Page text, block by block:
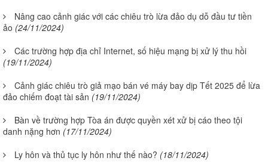
Nâng cao cảnh giác với các chiêu trò lừa đảo dụ dỗ đầu tư tiền
ảo (24/11/2024)
Các trường hợp địa chỉ Internet, số hiệu mạng bị xử lý thu hồi
(19/11/2024)
Cảnh giác chiêu trò giả mạo bán vé máy bay dịp Tết 2025 để lừa
đảo chiếm đoạt tài sản (19/11/2024)
Bàn về trường hợp Tòa án được quyền xét xử bị cáo theo tội
danh nặng hơn (17/11/2024)
Ly hôn và thủ tục ly hôn như thế nào? (18/11/2024)